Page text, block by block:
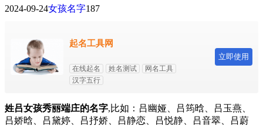
2024-09-24女孩名字187
起名工具网
在线起名 姓名测试
网名工具
汉字五行
立即使用
姓吕女孩秀丽端庄的名字,比如：吕幽娅、吕筠晗、吕玉燕、
吕娇晗、吕黛婷、吕抒娇、吕静恋、吕悦静、吕音翠、吕蔚